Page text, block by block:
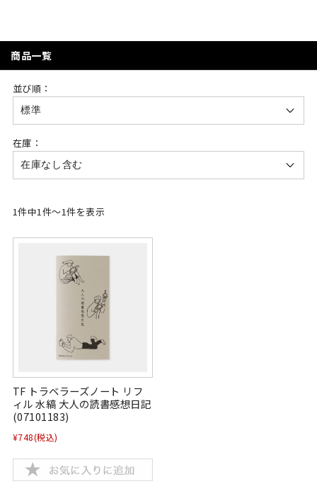
商品一覧
並び順：
在庫：
1件中1件～1件を表示
TF トラベラーズノート リフ
ィル 水縞 大人の読書感想日記
(07101183)
¥748(税込)